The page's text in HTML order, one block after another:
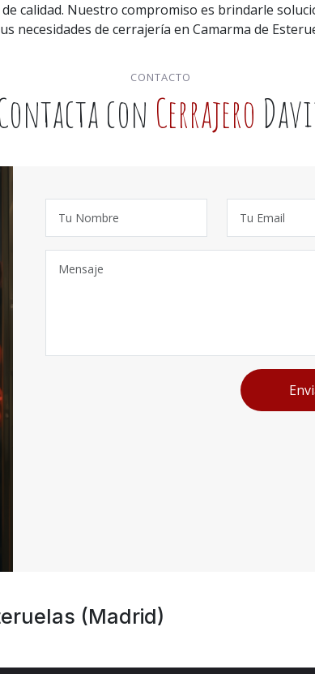
calidad. Nuestro compromiso es brindarle
necesidades de cerrajería en Camarma de
CONTACTO
con Cerrajero
(Madrid)